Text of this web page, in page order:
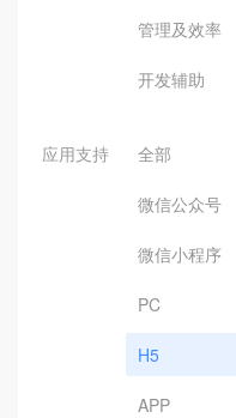
管理及效率
开发辅助
应用支持 全部
微信公众号
微信小程序
PC
H5
APP